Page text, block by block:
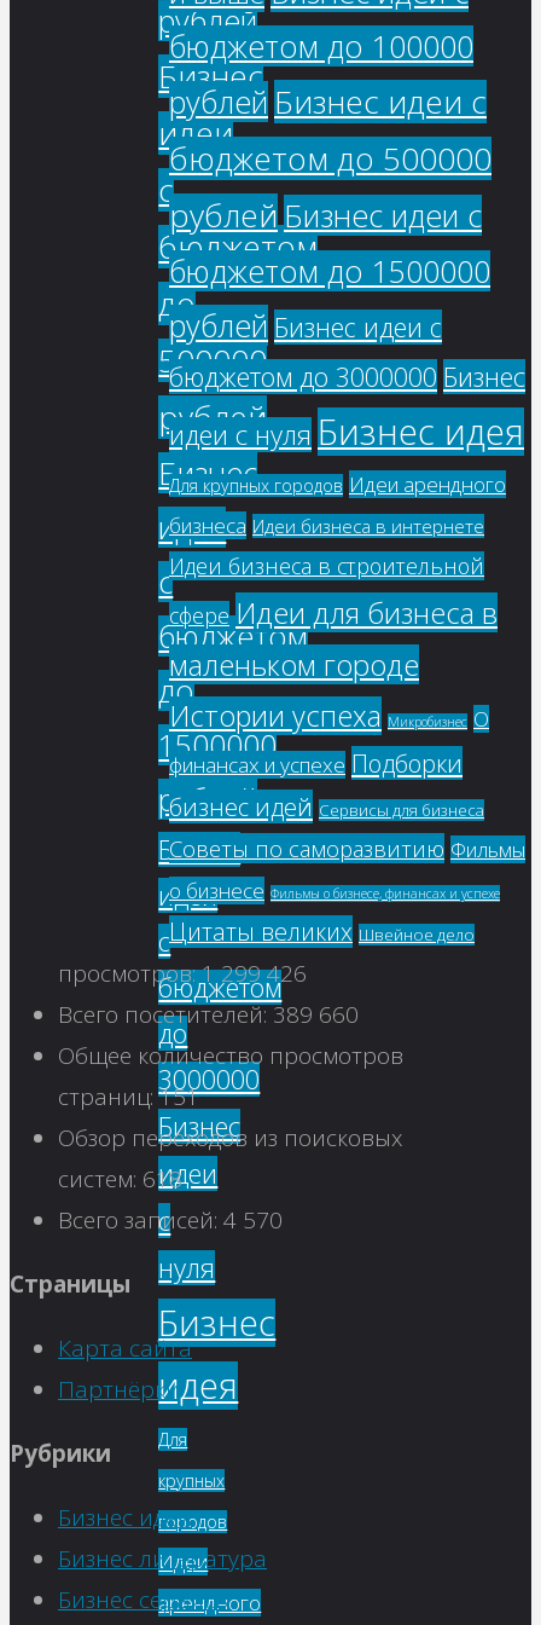
рублей
Бизнес
идеи
с
бюджетом
до
500000
рублей
Бизнес
идеи
с
бюджетом
до
1500000
рублей
Бизнес
идеи
с
бюджетом
до
3000000
Бизнес
идеи
с
нуля
Бизнес
идея
Для
крупных
городов
Идеи
арендного
бюджетом до 100000
рублей Бизнес идеи с
бюджетом до 500000
рублей Бизнес идеи с
бюджетом до 1500000
рублей Бизнес идеи с
бюджетом до 3000000 Бизнес
идеи с нуля Бизнес идея
Для крупных городов Идеи арендного
бизнеса Идеи бизнеса в интернете
Идеи бизнеса в строительной
сфере Идеи для бизнеса в
маленьком городе
Истории успеха Микробизнес О
финансах и успехе Подборки
бизнес идей Сервисы для бизнеса
Советы по саморазвитию Фильмы
о бизнесе Фильмы о бизнесе, финансах и успехе
Цитаты великих Швейное дело
просмотров:1 299 426
Всего посетителей:389 660
Общее количество просмотров
страниц:151
Обзор переходов из поисковых
систем: 618
Всего записей: 4 570
Страницы
Карта сайта
Партнёрки
Рубрики
Бизнес идеи
Бизнес литература
Бизнес сервисы